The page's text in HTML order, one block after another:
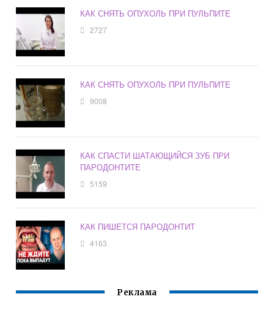
КАК СНЯТЬ ОПУХОЛЬ ПРИ ПУЛЬПИТЕ
2727
КАК СНЯТЬ ОПУХОЛЬ ПРИ ПУЛЬПИТЕ
9008
КАК СПАСТИ ШАТАЮЩИЙСЯ ЗУБ ПРИ
ПАРОДОНТИТЕ
5159
КАК ПИШЕТСЯ ПАРОДОНТИТ
4163
Реклама